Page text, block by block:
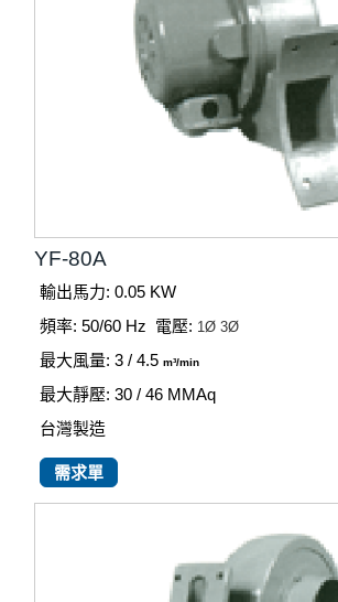
YF-80A
輸出馬力: 0.05 KW
頻率: 50/60 Hz 電壓: 1Ø 3Ø
最大風量: 3 / 4.5 m³/min
最大靜壓: 30 / 46MMAq
台灣製造
需求單